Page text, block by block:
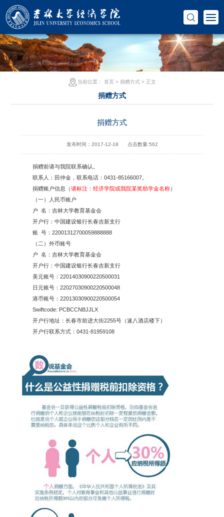
当前位置： 首页> 捐赠方式 > 正文
捐赠方式
捐赠方式
发布时间：2017-12-18 点击数量:562
捐赠前请与我院联系确认。
联系人：田仲金，联系电话：0431-85166007。
捐赠账户信息（请标注：经济学院或我院某奖助学金名称）
（一）人民币账户
户 名：吉林大学教育基金会
开户行：中国建设银行长春吉新支行
账 号：22001312700059888888
（二）外币账号
户 名：吉林大学教育基金会
开户行：中国建设银行长春吉新支行
美元账号：22014030900220500031
日元账号：22027030900220500048
港币账号：22013030900220500054
Swiftcode: PCBCCNBJJLX
开户行地址：长春市前进大街2255号（速八酒店楼下）
开户行联系方式：0431-81959108